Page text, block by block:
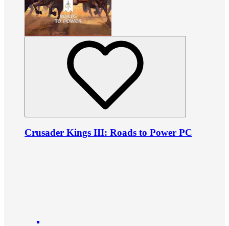
Crusader Kings III: Roads to Power PC